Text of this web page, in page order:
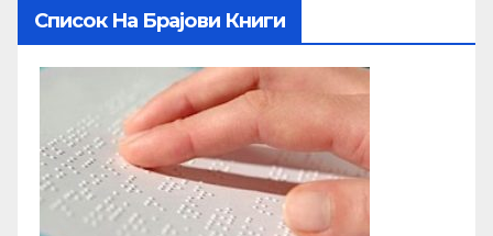
Список На Брајови Книги